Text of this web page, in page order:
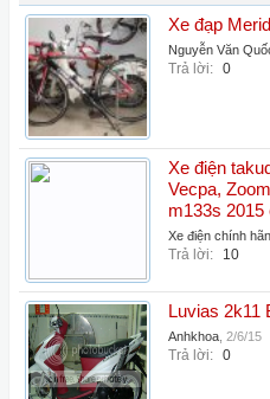
Xe đạp
Nguyễn Văn
Trả lời: 0
Xe điện
Vecpa,
m133s 2015
Xe điện chính
Trả lời: 10
Luvias 2k11
Anhkhoa 2/6/15
Trả lời: 0